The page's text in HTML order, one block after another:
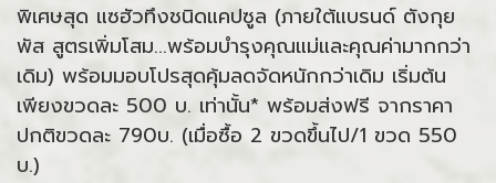
พิเศษสุด แซฮัวทึงชนิดแคปซูล (ภายใต้แบรนด์ ตังกุย
พัส สูตรเพิ่มโสม...พร้อมบำรุงคุณแม่และคุณค่ามากกว่า
เดิม) พร้อมมอบโปรสุดคุ้มลดจัดหนักกว่าเดิม เริ่มต้น
เพียงขวดละ 500 บ. เท่านั้น* พร้อมส่งฟรี จากราคา
ปกติขวดละ 790บ. (เมื่อซื้อ 2 ขวดขึ้นไป/1 ขวด 550
บ.)